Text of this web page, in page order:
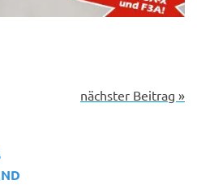
nächster Beitrag »